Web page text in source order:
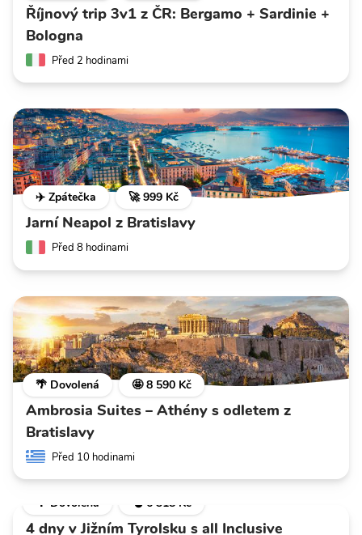
Říjnový trip 3v1 z ČR: Bergamo + Sardinie +
Bologna
Před 2 hodinami
✈️ Zpátečka 🚀 999 Kč
Jarní Neapol z Bratislavy
Před 8 hodinami
🌴 Dovolená 🤩 8 590 Kč
Ambrosia Suites – Athény s odletem z
Bratislavy
Před 10 hodinami
🌴 Dovolená 💣 6 318 Kč
4 dny v Jižním Tyrolsku s all Inclusive